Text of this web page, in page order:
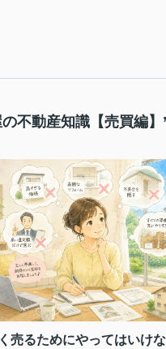
不動産知識【売買編
売るためにやってはいけ